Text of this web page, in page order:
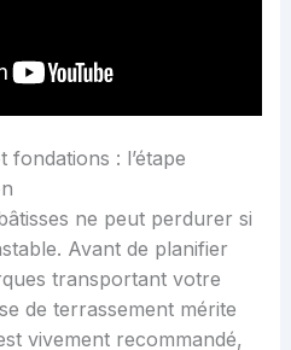
: l’étape
ne peut perdurer si
Avant de planifier
transportant votre
de terrassement mérite
vivement recommandé,